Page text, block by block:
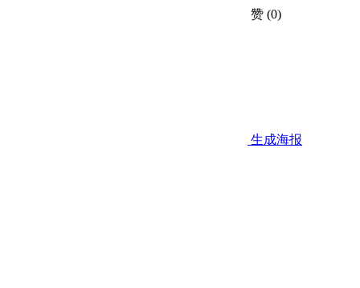
赞 (0)
生成海报